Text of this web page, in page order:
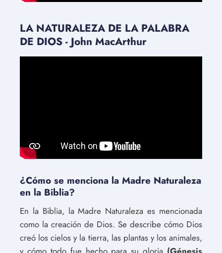
LA NATURALEZA DE LA PALABRA
DE DIOS - John MacArthur
¿Cómo se menciona la Madre Naturaleza
en la Biblia?
En la Biblia, la Madre Naturaleza es mencionada
como la creación de Dios. Se describe cómo Dios
creó los cielos y la tierra, las plantas y los animales,